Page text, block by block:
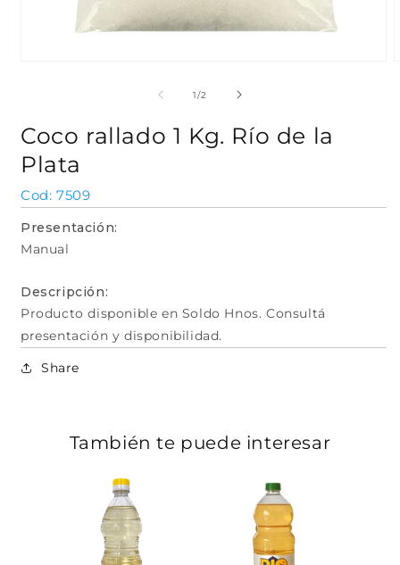
una
ventana
modal
1/de
2
Coco rallado 1 Kg. Río de la
Plata
SKU:
7509
Presentación:
Manual
Descripción:
Producto disponible en Soldo Hnos. Consultá
presentación y disponibilidad.
Share
También te puede interesar